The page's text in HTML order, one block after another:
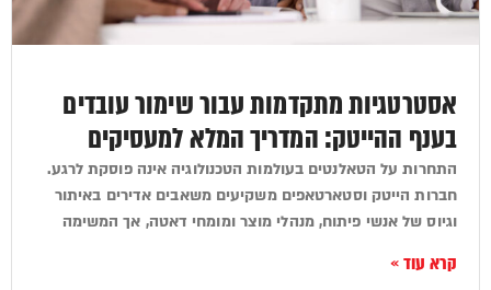
אסטרטגיות מתקדמות עבור שימור עובדים
בענף ההייטק: המדריך המלא למעסיקים
התחרות על הטאלנטים בעולמות הטכנולוגיה אינה פוסקת לרגע.
חברות הייטק וסטארטאפים משקיעים משאבים אדירים באיתור
וגיוס של אנשי פיתוח, מנהלי מוצר ומומחי דאטה, אך המשימה
קרא עוד »